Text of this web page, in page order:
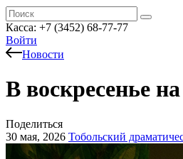
Касса: +7 (3452) 68-77-77
Войти
Новости
В воскресенье
Поделиться
30 мая, 2026 Тобольский